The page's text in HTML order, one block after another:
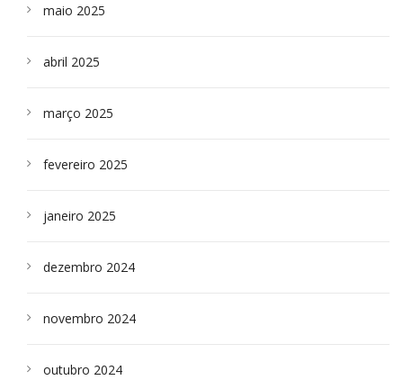
maio 2025
abril 2025
março 2025
fevereiro 2025
janeiro 2025
dezembro 2024
novembro 2024
outubro 2024